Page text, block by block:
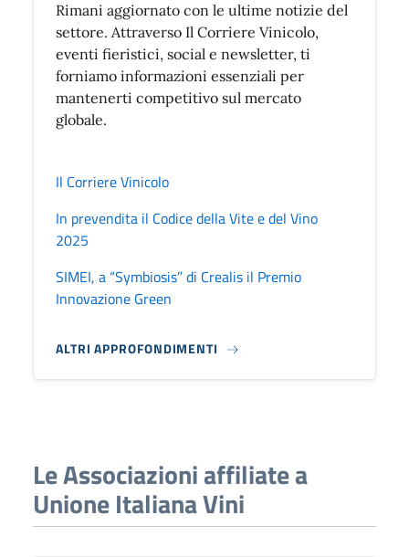
Rimani aggiornato con le ultime notizie del
settore. Attraverso Il Corriere Vinicolo,
eventi fieristici, social e newsletter, ti
forniamo informazioni essenziali per
mantenerti competitivo sul mercato
globale.
Il Corriere Vinicolo
In prevendita il Codice della Vite e del Vino
2025
SIMEI, a “Symbiosis” di Crealis il Premio
Innovazione Green
ALTRI APPROFONDIMENTI
Le Associazioni affiliate a
Unione Italiana Vini